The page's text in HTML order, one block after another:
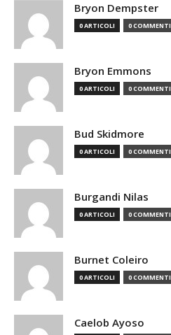
Bryon Dempster
0 ARTICOLI 0 COMMENTI
Bryon Emmons
0 ARTICOLI 0 COMMENTI
Bud Skidmore
0 ARTICOLI 0 COMMENTI
Burgandi Nilas
0 ARTICOLI 0 COMMENTI
Burnet Coleiro
0 ARTICOLI 0 COMMENTI
Caelob Ayoso